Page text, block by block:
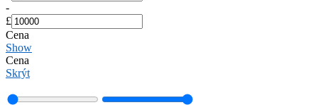
-
£
Cena
Show
Cena
Skrýt